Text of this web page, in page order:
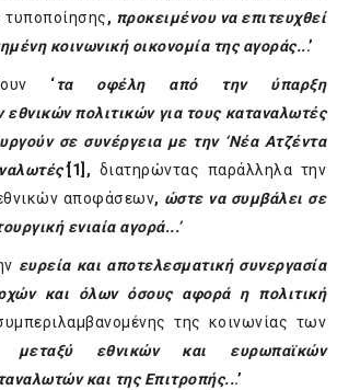
τυποποίησης, προκειμένου να επιτευχθεί
κοινωνική οικονομία της αγοράς...’
‘τα οφέλη από την ύπαρξη
πολιτικών για τους καταναλωτές
σε συνέργεια με την ‘Νέα Ατζέντα
[1] , διατηρώντας παράλληλα την
αποφάσεων, ώστε να συμβάλει σε
ενιαία αγορά...’
ευρεία και αποτελεσματική συνεργασία
και όλων όσους αφορά η πολιτική
της κοινωνίας των
μεταξύ εθνικών και ευρωπαϊκών
και της Επιτροπής...’